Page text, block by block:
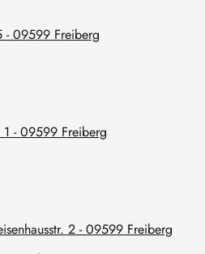
- 09599 Freiberg
1 - 09599 Freiberg
2 - 09599 Freiberg